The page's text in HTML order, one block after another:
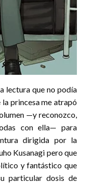
lectura que no podía
princesa me atrapó
—y reconozco,
con ella— para
dirigida por la
Kusanagi pero que
y fantástico que
particular dosis de